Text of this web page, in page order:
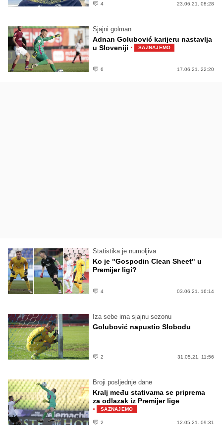
4 23.06.21. 08:28
Sjajni golman
Adnan Golubović karijeru nastavlja
u Sloveniji · SAZNAJEMO
6 17.06.21. 22:20
Statistika je numoljiva
Ko je "Gospodin Clean Sheet" u
Premijer ligi?
4 03.06.21. 16:14
Iza sebe ima sjajnu sezonu
Golubović napustio Slobodu
2 31.05.21. 11:56
Broji posljednje dane
Kralj među stativama se priprema
za odlazak iz Premijer lige
· SAZNAJEMO
2 12.05.21. 09:31